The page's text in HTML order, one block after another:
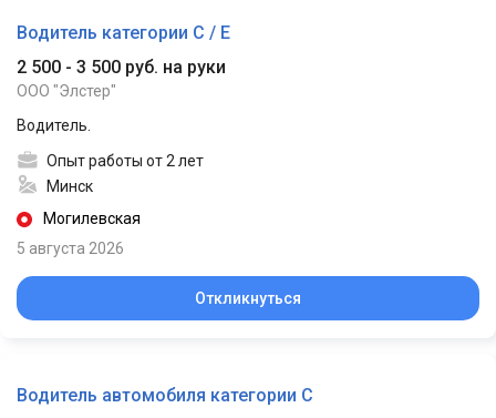
Водитель категории С / Е
2 500 - 3 500 руб. на руки
ООО "Элстер"
Водитель.
Опыт работы от 2 лет
Минск
Могилевская
5 августа 2026
Откликнуться
Водитель автомобиля категории С